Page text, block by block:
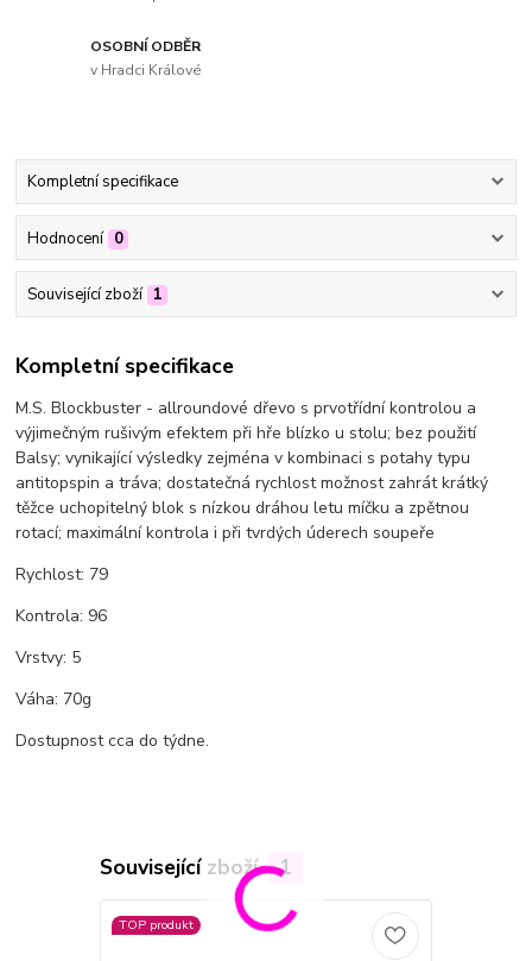
OSOBNÍ ODBĚR
v Hradci Králové
Kompletní specifikace
Hodnocení 0
Související zboží 1
Kompletní specifikace
M.S. Blockbuster - allroundové dřevo s prvotřídní kontrolou a
výjimečným rušivým efektem při hře blízko u stolu; bez použití
Balsy; vynikající výsledky zejména v kombinaci s potahy typu
antitopspin a tráva; dostatečná rychlost možnost zahrát krátký
těžce uchopitelný blok s nízkou dráhou letu míčku a zpětnou
rotací; maximální kontrola i při tvrdých úderech soupeře
Rychlost: 79
Kontrola: 96
Vrstvy: 5
Váha: 70g
Dostupnost cca do týdne.
Související zboží 1
TOP produkt